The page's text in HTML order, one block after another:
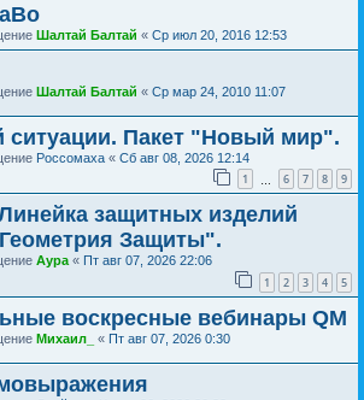
Шалтай Балтай « Ср июл 20, 2016 12:53
Шалтай Балтай « Ср мар 24, 2010 11:07
ситуации. Пакет "Новый мир".
Россомаха « Сб авг 08, 2026 12:14
1 6 7 8 9
защитных изделий
Защиты".
Аура« Пт авг 07, 2026 22:06
1 2 3 4 5
воскресные вебинары QM
Михаил_ « Пт авг 07, 2026 0:30